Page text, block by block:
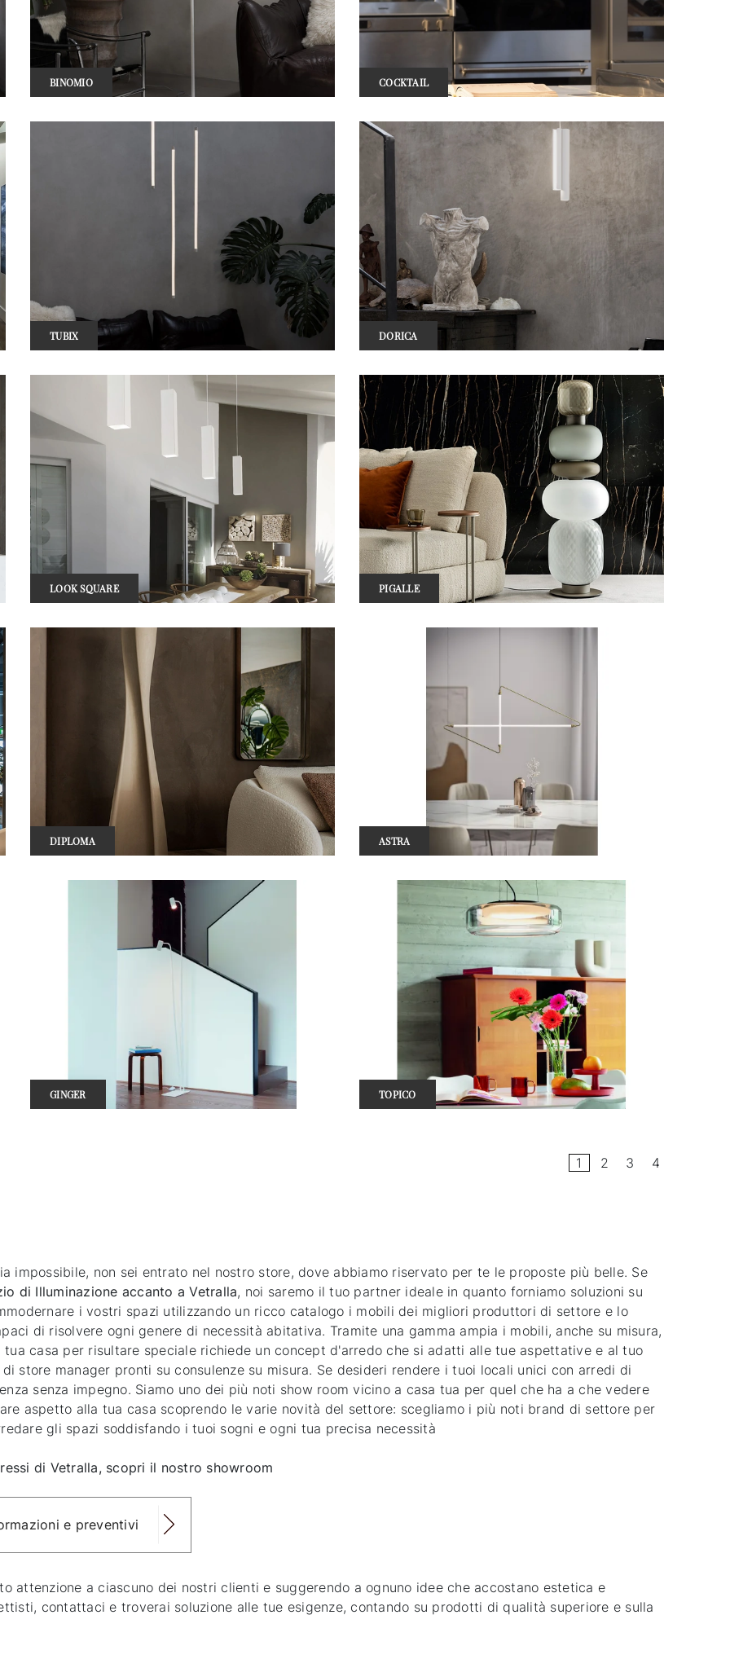
BINOMIO COCKTAIL
TUBIX DORICA
LOOK SQUARE PIGALLE
DIPLOMA ASTRA
GINGER TOPICO
1 2 3 4
impossibile, non sei entrato nel nostro store, dove abbiamo riservato per te le proposte più belle. Se
di Illuminazione accanto a Vetralla, noi saremo il tuo partner ideale in quanto forniamo soluzioni su
i vostri spazi utilizzando un ricco catalogo i mobili dei migliori produttori di settore e lo
di risolvere ogni genere di necessità abitativa. Tramite una gamma ampia i mobili, anche su misura,
tua casa per risultare speciale richiede un concept d'arredo che si adatti alle tue aspettative e al tuo
store manager pronti su consulenze su misura. Se desideri rendere i tuoi locali unici con arredi di
senza impegno. Siamo uno dei più noti show room vicino a casa tua per quel che ha a che vedere
aspetto alla tua casa scoprendo le varie novità del settore: scegliamo i più noti brand di settore per
gli spazi soddisfando i tuoi sogni e ogni tua precisa necessità
di Vetralla, scopri il nostro showroom
e preventivi
attenzione a ciascuno dei nostri clienti e suggerendo a ognuno idee che accostano estetica e
contattaci e troverai soluzione alle tue esigenze, contando su prodotti di qualità superiore e sulla